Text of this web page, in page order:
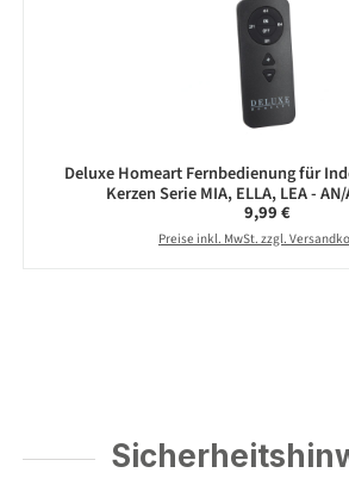
Deluxe Homeart Fernbedienung für
Kerzen Serie MIA, ELLA, LEA -
Regulärer Preis:
9,99 €
Preise inkl. MwSt. zzgl.